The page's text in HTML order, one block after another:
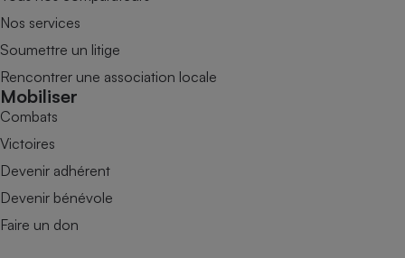
Nos services
Soumettre un litige
Rencontrer une association locale
Mobiliser
Combats
Victoires
Devenir adhérent
Devenir bénévole
Faire un don